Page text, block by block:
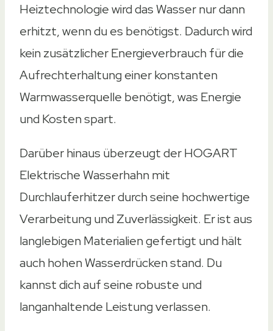
Heiztechnologie wird das Wasser nur dann
erhitzt, wenn du es benötigst. Dadurch wird
kein zusätzlicher Energieverbrauch für die
Aufrechterhaltung einer konstanten
Warmwasserquelle benötigt, was Energie
und Kosten spart.
Darüber hinaus überzeugt der HOGART
Elektrische Wasserhahn mit
Durchlauferhitzer durch seine hochwertige
Verarbeitung und Zuverlässigkeit. Er ist aus
langlebigen Materialien gefertigt und hält
auch hohen Wasserdrücken stand. Du
kannst dich auf seine robuste und
langanhaltende Leistung verlassen.